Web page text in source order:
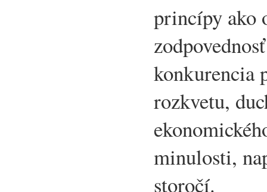
princípy ako
konkurencia
rozkvetu,
minulosti,
storočí.